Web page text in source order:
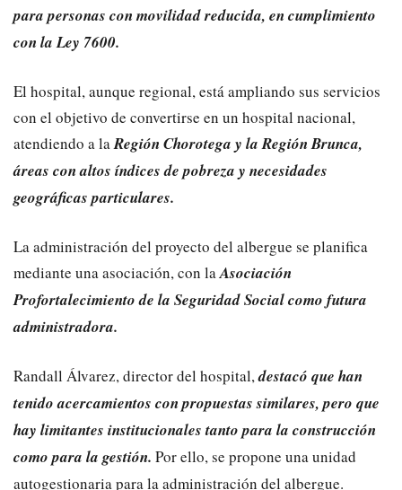
para personas con movilidad reducida, en cumplimiento
con la Ley 7600.
El hospital, aunque regional, está ampliando sus servicios
con el objetivo de convertirse en un hospital nacional,
atendiendo a laRegión Chorotega y la Región Brunca,
áreas con altos índices de pobreza y necesidades
geográficas particulares.
La administración del proyecto del albergue se planifica
mediante una asociación, con laAsociación
Profortalecimiento de la Seguridad Social como futura
administradora.
Randall Álvarez, director del hospital,destacó que han
tenido acercamientos con propuestas similares, pero que
hay limitantes institucionales tanto para la construcción
como para la gestión. Por ello, se propone una unidad
autogestionaria para la administración del albergue.